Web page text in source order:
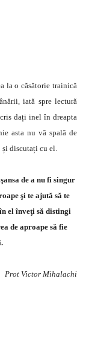
la o căsătorie trainică
iată spre lectură
dați inel în dreapta
asta nu vă spală de
discutați cu el.
de a nu fi singur
şi te ajută să te
el înveţi să distingi
de aproape să fie
Prot Victor Mihalachi